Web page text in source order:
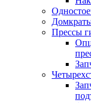
Прессы